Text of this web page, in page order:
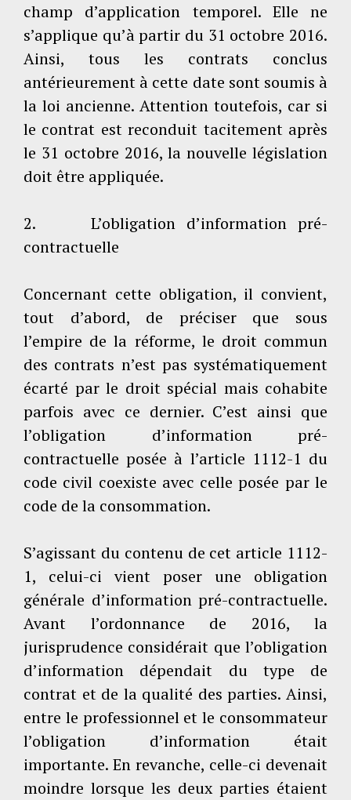
champ d’application temporel. Elle ne
s’applique qu’à partir du 31 octobre 2016.
Ainsi, tous les contrats conclus
antérieurement à cette date sont soumis à
la loi ancienne. Attention toutefois, car si
le contrat est reconduit tacitement après
le 31 octobre 2016, la nouvelle législation
doit être appliquée.
2. L’obligation d’information pré-
contractuelle
Concernant cette obligation, il convient,
tout d’abord, de préciser que sous
l’empire de la réforme, le droit commun
des contrats n’est pas systématiquement
écarté par le droit spécial mais cohabite
parfois avec ce dernier. C’est ainsi que
l’obligation d’information pré-
contractuelle posée à l’article 1112-1 du
code civil coexiste avec celle posée par le
code de la consommation.
S’agissant du contenu de cet article 1112-
1, celui-ci vient poser une obligation
générale d’information pré-contractuelle.
Avant l’ordonnance de 2016, la
jurisprudence considérait que l’obligation
d’information dépendait du type de
contrat et de la qualité des parties. Ainsi,
entre le professionnel et le consommateur
l’obligation d’information était
importante. En revanche, celle-ci devenait
moindre lorsque les deux parties étaient